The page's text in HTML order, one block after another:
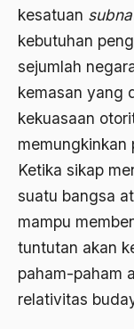
kesatuan
kebutuhan
sejumlah
kemasan yang
kekuasaan
memungkinkan
Ketika sikap
suatu bangsa
mampu
tuntutan akan
paham-paham
relativitas
Alternatif Politis
Alumni Sayid Al-
Alvin W. Gouldner
Amangkurat
Amar Ma'ruf Nahi
ambisi politik
ambon
Amerika